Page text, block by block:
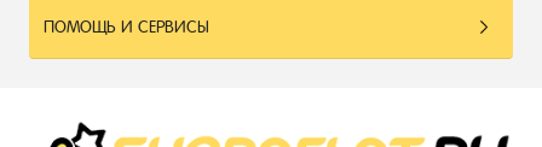
ПОМОЩЬ И СЕРВИСЫ